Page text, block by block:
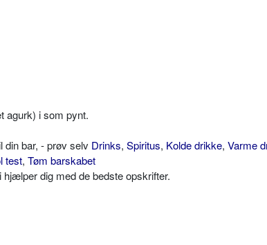
agurk) i som pynt.
din bar, - prøv selv Drinks, Spiritus, Kolde drikke, Varme
test, Tøm barskabet
dig med de bedste opskrifter.